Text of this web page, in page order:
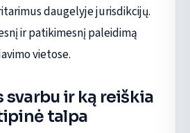
daugelyje jurisdikcijų.
ir patikimesnį paleidimą
vietose.
svarbu ir ką reiškia
talpa